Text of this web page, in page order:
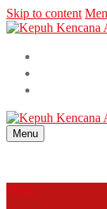
Skip to content
Menu
Menu